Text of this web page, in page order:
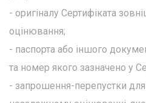
- оригіналу Сертифіката
оцінювання;
- паспорта або іншого
та номер якого зазначено у
- запрошення-перепустки